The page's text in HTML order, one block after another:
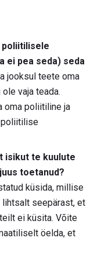
poliitilisele
ei pea seda) seda
jooksul teete oma
vaja teada.
oma poliitiline ja
poliitilise
isikut te kuulute
toetanud?
küsida, millise
lihtsalt seepärast, et
ei küsita. Võite
öelda, et